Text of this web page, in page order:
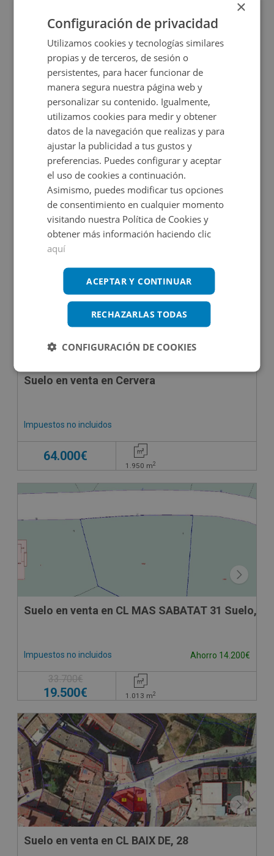
Suelo en venta en Cunit 33 Urb. Trencarroques,
Impuestos no incluidos Ahorro 7.000€
22.000€
15.000€ 618m2
Suelo en venta en Cervera
Impuestos no incluidos
64.000€
1.950 m2
Suelo en venta en CL MAS SABATAT 31 Suelo, 31
Impuestos no incluidos Ahorro 14.200€
33.700€
19.500€ 1.013 m2
Suelo en venta en CL BAIX DE, 28
×
Configuración de privacidad
Utilizamos cookies y tecnologías similares
propias y de terceros, de sesión o
persistentes, para hacer funcionar de
manera segura nuestra página web y
personalizar su contenido. Igualmente,
utilizamos cookies para medir y obtener
datos de la navegación que realizas y para
ajustar la publicidad a tus gustos y
preferencias. Puedes configurar y aceptar
el uso de cookies a continuación.
Asimismo, puedes modificar tus opciones
de consentimiento en cualquier momento
visitando nuestra Política de Cookies y
obtener más información haciendo clic
aquí
ACEPTAR Y CONTINUAR
RECHAZARLAS TODAS
CONFIGURACIÓN DE COOKIES